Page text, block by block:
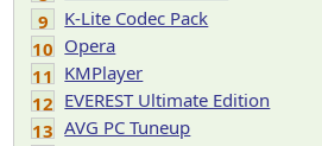
9
K-Lite Codec Pack
10 Opera
11 KMPlayer
12 EVEREST Ultimate Edition
13 AVG PC Tuneup